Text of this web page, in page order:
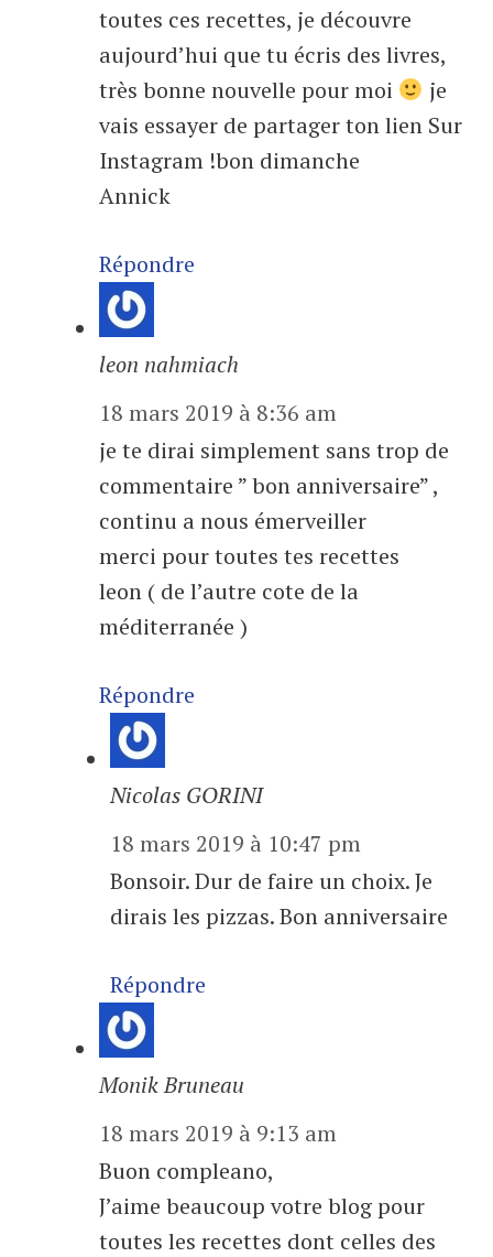
toutes ces recettes, je découvre
aujourd’hui que tu écris des livres,
très bonne nouvelle pour moi
je
vais essayer de partager ton lien Sur
Instagram !bon dimanche
Annick
Répondre
leon nahmiach
18 mars 2019 à 8:36 am
je te dirai simplement sans trop de
commentaire ” bon anniversaire” ,
continu a nous émerveiller
merci pour toutes tes recettes
leon ( de l’autre cote de la
méditerranée )
Répondre
Nicolas GORINI
18 mars 2019 à 10:47 pm
Bonsoir. Dur de faire un choix. Je
dirais les pizzas. Bon anniversaire
Répondre
Monik Bruneau
18 mars 2019 à 9:13 am
Buon compleano,
J’aime beaucoup votre blog pour
toutes les recettes dont celles des